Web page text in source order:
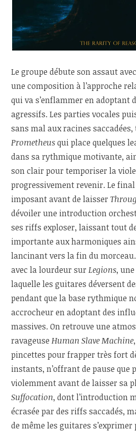
Le groupe débute son assaut
une composition à l’approche
qui va s’enflammer en adoptant
agressifs. Les parties vocales
sans mal aux racines
Prometheusqui place quelques
dans sa rythmique motivante,
son clair pour temporiser la
progressivement revenir. Le
imposant avant de laisser
dévoiler une introduction
ses riffs exploser, laissant tout
importante aux harmoniques
lancinant vers la fin du
avec la lourdeur surLegions,
laquelle les guitares déversent
pendant que la base rythmique
accrocheur en adoptant des
massives. On retrouve une
ravageuseHuman Slave Machine
pincettes pour frapper très fort
instants, n’offrant de pause que
violemment avant de laisser sa
Suffocation, dont l’introduction
écrasée par des riffs saccadés,
de même les guitares